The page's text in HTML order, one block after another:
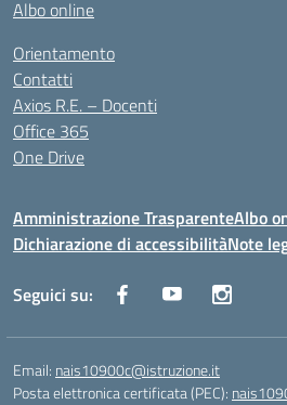
Albo online
Orientamento
Contatti
Axios R.E. – Docenti
Office 365
One Drive
Amministrazione TrasparenteAlbo
Dichiarazione di accessibilitàNote
Seguici su:
Email: nais10900c@istruzione.it
Posta elettronica certificata (PEC):